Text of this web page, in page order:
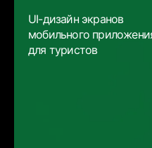
UI-дизайн экранов
мобильного
для туристов